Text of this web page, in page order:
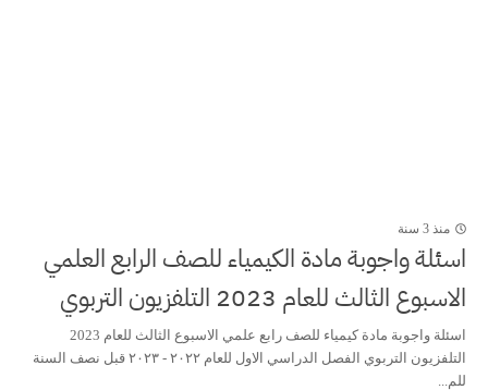
منذ 3 سنة
اسئلة واجوبة مادة الكيمياء للصف الرابع العلمي
الاسبوع الثالث للعام 2023 التلفزيون التربوي
اسئلة واجوبة مادة كيمياء للصف رابع علمي الاسبوع الثالث للعام 2023
التلفزيون التربوي الفصل الدراسي الاول للعام ٢٠٢٢ - ٢٠٢٣ قبل نصف السنة
للم...